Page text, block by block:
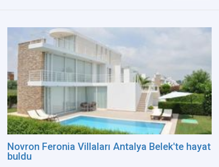
Novron Feronia Villaları Antalya Belek'te hayat
buldu